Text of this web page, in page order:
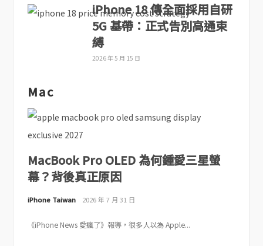
iPhone 18 傳全面採用自研
5G 基帶：正式告別高通束
縛
2026 年 5 月 15 日
Mac
MacBook Pro OLED 為何鍾愛三星螢
幕？背後真正原因
iPhone Taiwan 2026 年 7 月 31 日
《iPhone News 愛瘋了》報導，很多人以為 Apple...